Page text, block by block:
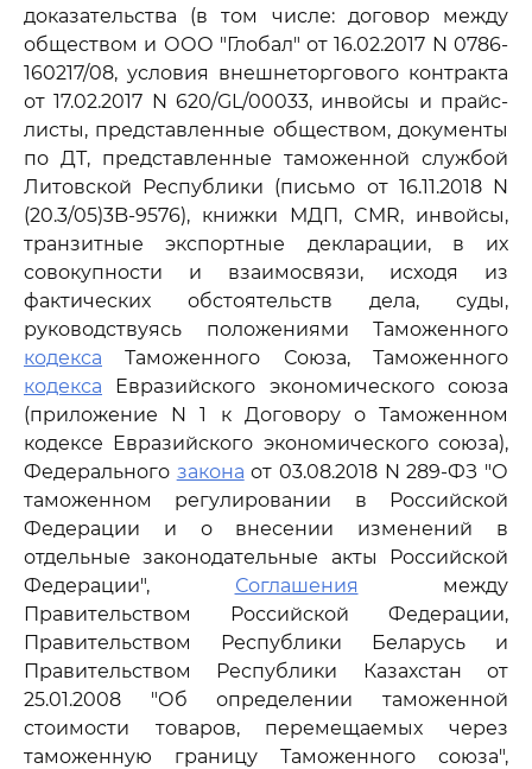
доказательства (в том числе: договор между
обществом и ООО "Глобал" от 16.02.2017 N 0786-
160217/08, условия внешнеторгового контракта
от 17.02.2017 N 620/GL/00033, инвойсы и прайс-
листы, представленные обществом, документы
по ДТ, представленные таможенной службой
Литовской Республики (письмо от 16.11.2018 N
(20.3/05)3B-9576), книжки МДП, CMR, инвойсы,
транзитные экспортные декларации, в их
совокупности и взаимосвязи, исходя из
фактических обстоятельств дела, суды,
руководствуясь положениями Таможенного
кодекса Таможенного Союза, Таможенного
кодекса Евразийского экономического союза
(приложение N 1 к Договору о Таможенном
кодексе Евразийского экономического союза),
Федерального закона от 03.08.2018 N 289-ФЗ "О
таможенном регулировании в Российской
Федерации и о внесении изменений в
отдельные законодательные акты Российской
Федерации", Соглашения между
Правительством Российской Федерации,
Правительством Республики Беларусь и
Правительством Республики Казахстан от
25.01.2008 "Об определении таможенной
стоимости товаров, перемещаемых через
таможенную границу Таможенного союза",